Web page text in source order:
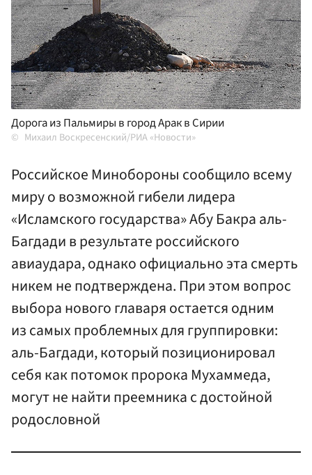
Дорога из Пальмиры в город Арак в Сирии
Михаил Воскресенский/РИА «Новости»
Российское Минобороны сообщило всему
миру о возможной гибели лидера
«Исламского государства» Абу Бакра аль-
Багдади в результате российского
авиаудара, однако официально эта смерть
никем не подтверждена. При этом вопрос
выбора нового главаря остается одним
из самых проблемных для группировки:
аль-Багдади, который позиционировал
себя как потомок пророка Мухаммеда,
могут не найти преемника с достойной
родословной